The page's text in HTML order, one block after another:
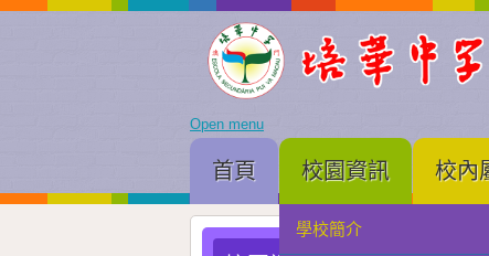
Open menu
首頁 校園資訊
學校簡介
校內